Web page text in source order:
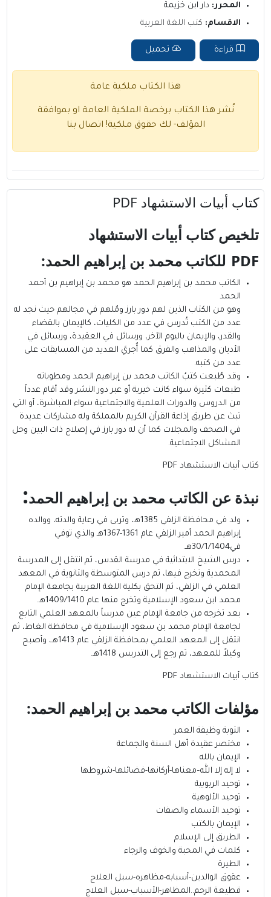
المحرر: دار ابن خزيمة
الاقسام: كتب اللغة العربية
قراءة تحميل
هذا الكتاب ملكية عامة
نُشر هذا الكتاب برخصة الملكية العامة او بموافقة
المؤلف- لك حقوق ملكية! اتصال بنا
كتاب أبيات الاستشهاد PDF
تلخيص كتاب أبيات الاستشهاد
PDF للكاتب محمد بن إبراهيم الحمد:
الكاتب محمد بن إبراهيم الحمدهو محمد بن إبراهيم بن أحمد
الحمد
وهو من الكتاب الذين لهم دور بارز ومُلهم في مجالهم حيث نجد له
عدد من الكتب تُدرس في عدد من الكليات، كالإيمان بالقضاء
والقدر، والإيمان باليوم الآخر، ورسائل في العقيدة، ورسائل في
الأديان والمذاهب والفرق كما أُجريَ العديد من المسابقات على
عدد من كتبه.
وقد طُبعت كتبُ الكاتب محمد بن إبراهيم الحمد ومطوياته
طبعات كثيرة سواء كانت خيرية أو عبر دور النشر وقد أقام عدداً
من الدروس والدورات العلمية والاجتماعية سواء المباشرة، أو التي
تبث عن طريق إذاعة القرآن الكريم بالمملكة وله مشاركات عديدة
في الصحف والمجلات كما أن له دور بارز في إصلاح ذات البين وحل
المشاكل الاجتماعية.
كتاب أبيات الاستشهاد PDF
نبذة عن الكاتب محمد بن إبراهيم الحمد:
ولد في محافظة الزلفي 1385هـ، وتربى في رعاية والدته، ووالده
إبراهيم الحمد أمير الزلفي عام 1361-1367هـ والذي توفي
في30/1/1404هـ.
درس الشيخ الابتدائية في مدرسة القدس، ثم انتقل إلى المدرسة
المحمدية وتخرج فيها، ثم درس المتوسطة والثانوية في المعهد
العلمي في الزلفي، ثم التحق بكلية اللغة العربية بجامعة الإمام
محمد ابن سعود الإسلامية وتخرج منها عام 1409/1410هـ.
بعد تخرجه من جامعة الإمام عين مدرساً بالمعهد العلمي التابع
لجامعة الإمام محمد بن سعود الإسلامية في محافظة الغاط، ثم
انتقل إلى المعهد العلمي بمحافظة الزلفي عام 1413هـ، وأصبح
وكيلاً للمعهد، ثم رجع إلى التدريس 1418هـ.
كتاب أبيات الاستشهاد PDF
مؤلفات الكاتب محمد بن إبراهيم الحمد:
التوبة وظيفة العمر
مختصر عقيدة أهل السنة والجماعة
الإيمان بالله
لا إله إلا الله–معناها-أركانها-فضائلها-شروطها
توحيد الربوبية
توحيد الألوهية
توحيد الأسماء والصفات
الإيمان بالكتب
الطريق إلى الإسلام
كلمات في المحبة والخوف والرجاء
الطيرة
عقوق الوالدين-أسبابه-مظاهره-سبل العلاج
قطيعة الرحم..المظاهر-الأسباب-سبل العلاج